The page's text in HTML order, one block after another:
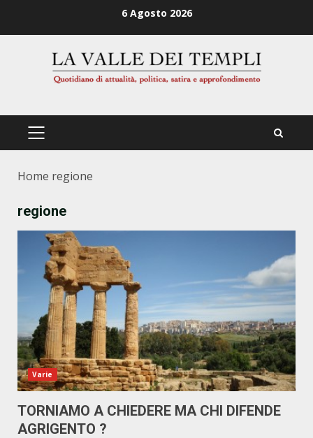
6 Agosto 2026
PRIMÄRES
Home regione
regione
Varie
TORNIAMO A CHIEDERE MA CHI DIFENDE
AGRIGENTO ?